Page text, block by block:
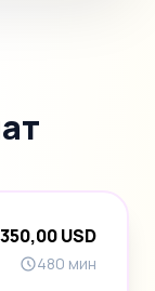
USD
480 мин